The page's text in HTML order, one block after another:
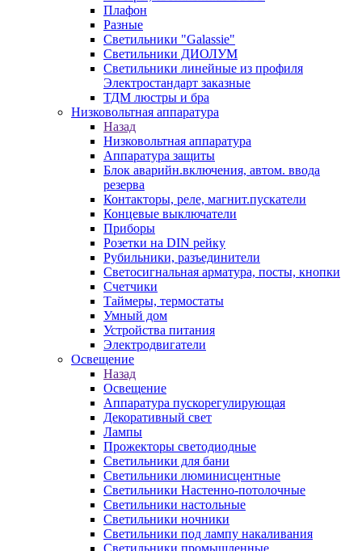
Плафон
Разные
Светильники "Galassie"
Светильники ДИОЛУМ
Светильники линейные из профиля
Электростандарт заказные
ТДМ люстры и бра
Низковольтная аппаратура
Назад
Низковольтная аппаратура
Аппаратура защиты
Блок аварийн.включения, автом. ввода
резерва
Контакторы, реле, магнит.пускатели
Концевые выключатели
Приборы
Розетки на DIN рейку
Рубильники, разъединители
Светосигнальная арматура, посты, кнопки
Счетчики
Таймеры, термостаты
Умный дом
Устройства питания
Электродвигатели
Освещение
Назад
Освещение
Аппаратура пускорегулирующая
Декоративный свет
Лампы
Прожекторы светодиодные
Светильники для бани
Светильники люминисцентные
Светильники Настенно-потолочные
Светильники настольные
Светильники ночники
Светильники под лампу накаливания